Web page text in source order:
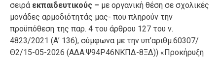
σειρά εκπαιδευτικούς – με οργανική θέση σε σχολικές
μονάδες αρμοδιότητάς μας- που πληρούν την
προϋπόθεση της παρ. 4 του άρθρου 127 του ν.
4823/2021 (Α’ 136), σύμφωνα με την υπ’αριθμ.60307/
Θ2/15-05-2026 (ΑΔΑ:Ψ94Ρ46ΝΚΠΔ-8ΞΔ)) «Προκήρυξη